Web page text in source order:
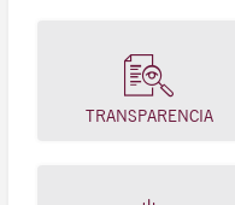
TRANSPARENCIA